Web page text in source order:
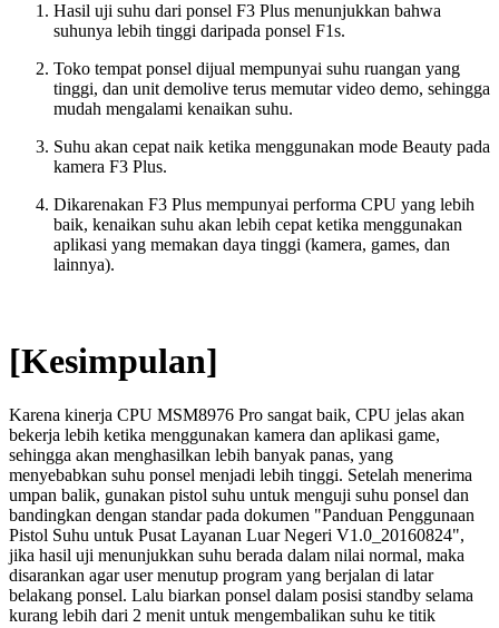
Hasil uji suhu dari ponsel F3 Plus menunjukkan bahwa
suhunya lebih tinggi daripada ponsel F1s.
Toko tempat ponsel dijual mempunyai suhu ruangan yang
tinggi, dan unit demolive terus memutar video demo, sehingga
mudah mengalami kenaikan suhu.
Suhu akan cepat naik ketika menggunakan mode Beauty pada
kamera F3 Plus.
Dikarenakan F3 Plus mempunyai performa CPU yang lebih
baik, kenaikan suhu akan lebih cepat ketika menggunakan
aplikasi yang memakan daya tinggi (kamera, games, dan
lainnya).
[Kesimpulan]
Karena kinerja CPU MSM8976 Pro sangat baik, CPU jelas akan
bekerja lebih ketika menggunakan kamera dan aplikasi game,
sehingga akan menghasilkan lebih banyak panas, yang
menyebabkan suhu ponsel menjadi lebih tinggi. Setelah menerima
umpan balik, gunakan pistol suhu untuk menguji suhu ponsel dan
bandingkan dengan standar pada dokumen "Panduan Penggunaan
Pistol Suhu untuk Pusat Layanan Luar Negeri V1.0_20160824",
jika hasil uji menunjukkan suhu berada dalam nilai normal, maka
disarankan agar user menutup program yang berjalan di latar
belakang ponsel. Lalu biarkan ponsel dalam posisi standby selama
kurang lebih dari 2 menit untuk mengembalikan suhu ke titik